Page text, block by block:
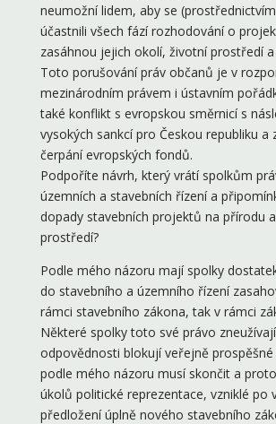
neumožní lidem, aby se
účastnili všech fází rozhodování o
zasáhnou jejich okolí, životní prostředí a
Toto porušování práv občanů je v
mezinárodním právem i ústavním
také konflikt s evropskou směrnicí s
vysokých sankcí pro Českou republiku a
čerpání evropských fondů.
Podpoříte návrh, který vrátí spolkům
územních a stavebních řízení a
dopady stavebních projektů na přírodu
prostředí?
Podle mého názoru mají spolky
do stavebního a územního řízení
rámci stavebního zákona, tak v rámci
Některé spolky toto své právo
odpovědnosti blokují veřejně prospěšné
podle mého názoru musí skončit a
úkolů politické reprezentace, vzniklé po
předložení úplně nového stavebního